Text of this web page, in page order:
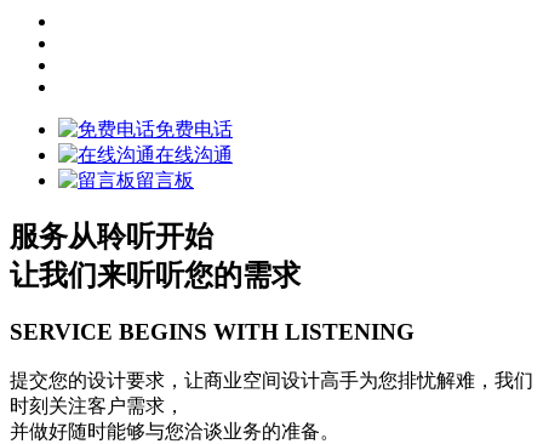
免费电话
在线沟通
留言板
服务从聆听开始
让我们来听听您的需求
SERVICE BEGINS WITH LISTENING
提交您的设计要求，让商业空间设计高手为您排忧解难，我们
时刻关注客户需求，
并做好随时能够与您洽谈业务的准备。